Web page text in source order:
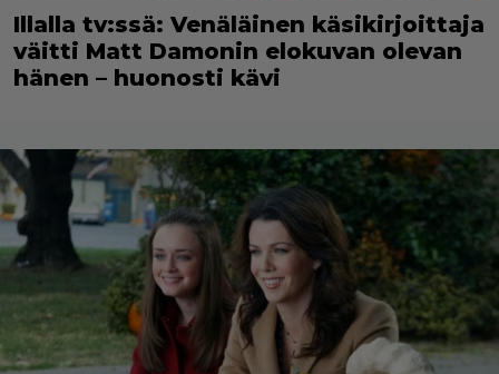
Illalla tv:ssä: Venäläinen käsikirjoittaja
väitti Matt Damonin elokuvan olevan
hänen – huonosti kävi